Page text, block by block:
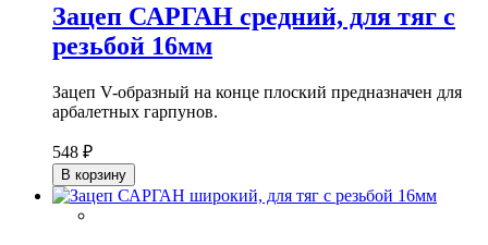
Зацеп САРГАН средний, для тяг с
резьбой 16мм
Зацеп V-образный на конце плоский предназначен для
арбалетных гарпунов.
548 ₽
В корзину